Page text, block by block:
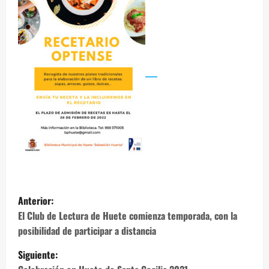
N
a
v
Anterior:
El Club de Lectura de Huete comienza temporada, con la
posibilidad de participar a distancia
Siguiente: